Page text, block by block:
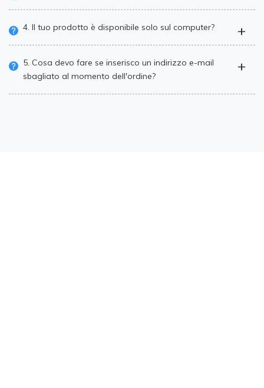
4. Il tuo prodotto è disponibile solo sul computer?
5. Cosa devo fare se inserisco un indirizzo e-mail
sbagliato al momento dell'ordine?